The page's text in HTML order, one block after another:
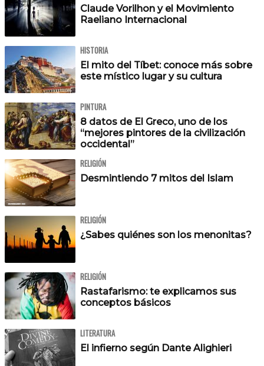
Claude Vorilhon y el Movimiento
Raeliano Internacional
HISTORIA
El mito del Tíbet: conoce más sobre
este místico lugar y su cultura
PINTURA
8 datos de El Greco, uno de los
“mejores pintores de la civilización
occidental”
RELIGIÓN
Desmintiendo 7 mitos del Islam
RELIGIÓN
¿Sabes quiénes son los menonitas?
RELIGIÓN
Rastafarismo: te explicamos sus
conceptos básicos
LITERATURA
El infierno según Dante Alighieri